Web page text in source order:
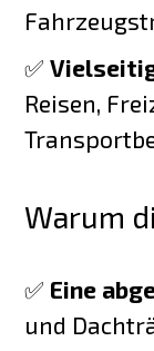
✅
Reisen,
Warum
✅ Eine
und